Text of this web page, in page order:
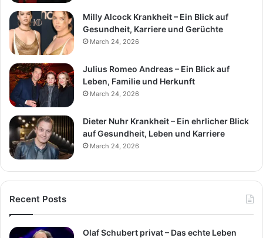
Milly Alcock Krankheit – Ein Blick auf
Gesundheit, Karriere und Gerüchte
March 24, 2026
Julius Romeo Andreas – Ein Blick auf
Leben, Familie und Herkunft
March 24, 2026
Dieter Nuhr Krankheit – Ein ehrlicher Blick
auf Gesundheit, Leben und Karriere
March 24, 2026
Recent Posts
Olaf Schubert privat – Das echte Leben